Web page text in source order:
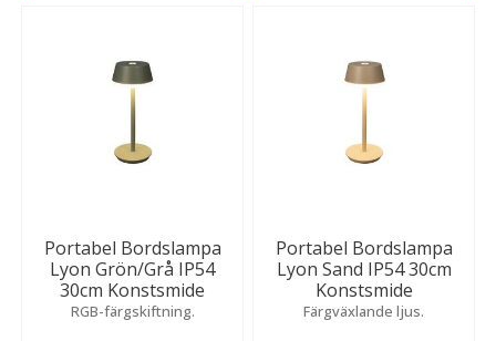
Portabel Bordslampa
Lyon Grön/Grå IP54
30cm Konstsmide
RGB-färgskiftning.
Portabel Bordslampa
Lyon Sand IP54 30cm
Konstsmide
Färgväxlande ljus.